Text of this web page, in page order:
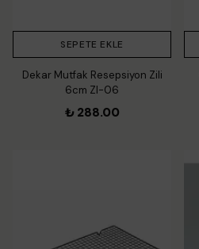
SEPETE EKLE
Dekar Mutfak Resepsiyon Zili
6cm Zl-06
₺ 288.00